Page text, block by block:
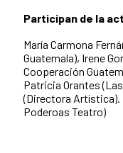
Participan de la
María Carmona
Guatemala), Irene
Cooperación
Patricia Orantes
(Directora Artística).
Poderoas Teatro)